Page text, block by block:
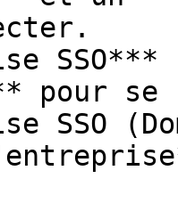
pour se
SSO